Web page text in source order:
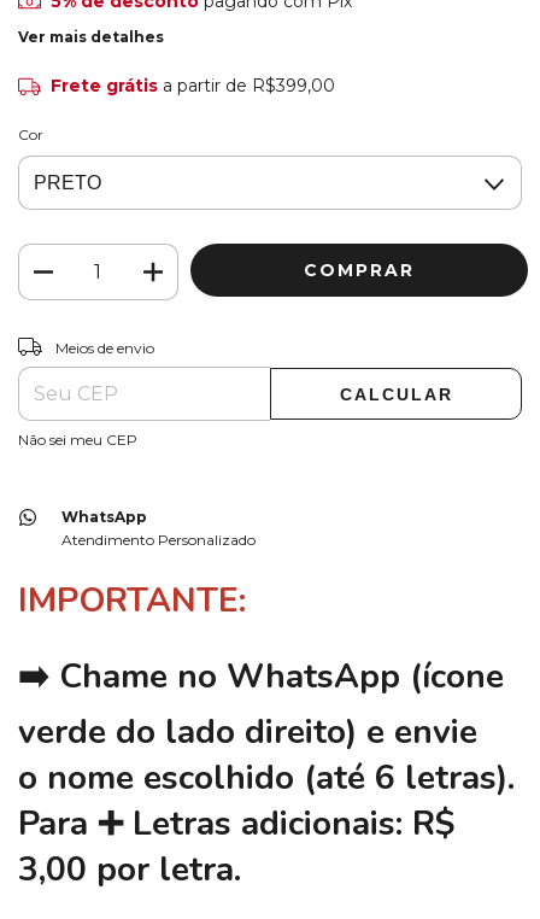
Ver mais detalhes
Frete grátis a partir de R$399,00
Cor
Entregas para o CEP:
Meios de envio
CALCULAR
Não sei meu CEP
WhatsApp
Atendimento Personalizado
IMPORTANTE:
➡️ Chame no WhatsApp (ícone
verde do lado direito) e envie
o nome escolhido (até 6 letras).
Para ➕ Letras adicionais: R$
3,00 por letra.